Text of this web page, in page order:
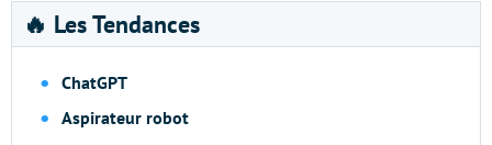
🔥 Les Tendances
ChatGPT
Aspirateur robot